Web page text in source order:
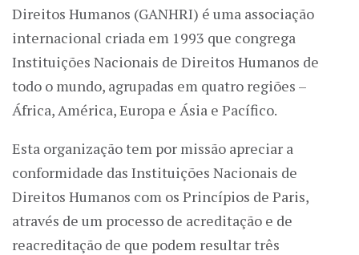
Direitos Humanos (GANHRI) é uma associação
internacional criada em 1993 que congrega
Instituições Nacionais de Direitos Humanos de
todo o mundo, agrupadas em quatro regiões –
África, América, Europa e Ásia e Pacífico.
Esta organização tem por missão apreciar a
conformidade das Instituições Nacionais de
Direitos Humanos com os Princípios de Paris,
através de um processo de acreditação e de
reacreditação de que podem resultar três